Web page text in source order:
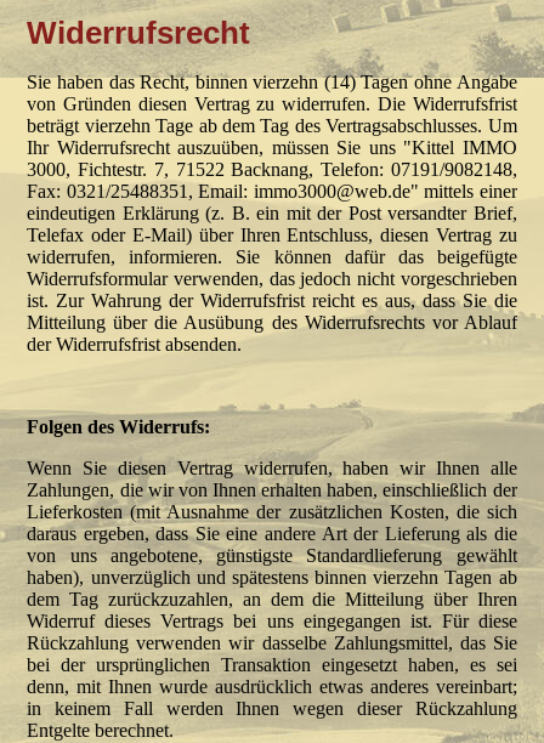
Widerrufsrecht
Sie haben das Recht, binnen vierzehn (14) Tagen ohne Angabe
von Gründen diesen Vertrag zu widerrufen. Die Widerrufsfrist
beträgt vierzehn Tage ab dem Tag des Vertragsabschlusses. Um
Ihr Widerrufsrecht auszuüben, müssen Sie uns "Kittel IMMO
3000, Fichtestr. 7, 71522 Backnang, Telefon: 07191/9082148,
Fax: 0321/25488351, Email: immo3000@web.de" mittels einer
eindeutigen Erklärung (z. B. ein mit der Post versandter Brief,
Telefax oder E-Mail) über Ihren Entschluss, diesen Vertrag zu
widerrufen, informieren. Sie können dafür das beigefügte
Widerrufsformular verwenden, das jedoch nicht vorgeschrieben
ist. Zur Wahrung der Widerrufsfrist reicht es aus, dass Sie die
Mitteilung über die Ausübung des Widerrufsrechts vor Ablauf
der Widerrufsfrist absenden.
Folgen des Widerrufs:
Wenn Sie diesen Vertrag widerrufen, haben wir Ihnen alle
Zahlungen, die wir von Ihnen erhalten haben, einschließlich der
Lieferkosten (mit Ausnahme der zusätzlichen Kosten, die sich
daraus ergeben, dass Sie eine andere Art der Lieferung als die
von uns angebotene, günstigste Standardlieferung gewählt
haben), unverzüglich und spätestens binnen vierzehn Tagen ab
dem Tag zurückzuzahlen, an dem die Mitteilung über Ihren
Widerruf dieses Vertrags bei uns eingegangen ist. Für diese
Rückzahlung verwenden wir dasselbe Zahlungsmittel, das Sie
bei der ursprünglichen Transaktion eingesetzt haben, es sei
denn, mit Ihnen wurde ausdrücklich etwas anderes vereinbart;
in keinem Fall werden Ihnen wegen dieser Rückzahlung
Entgelte berechnet.